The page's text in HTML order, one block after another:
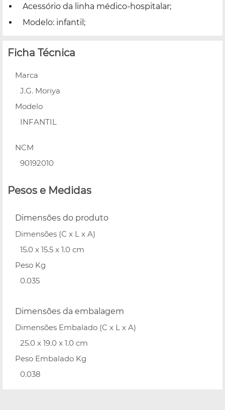
Acessório da linha médico-hospitalar;
Modelo: infantil;
Ficha Técnica
Marca
J.G. Moriya
Modelo
INFANTIL
NCM
90192010
Pesos e Medidas
Dimensões do produto
Dimensões (C x L x A)
15.0 x 15.5 x 1.0 cm
Peso Kg
0.035
Dimensões da embalagem
Dimensões Embalado (C x L x A)
25.0 x 19.0 x 1.0 cm
Peso Embalado Kg
0.038